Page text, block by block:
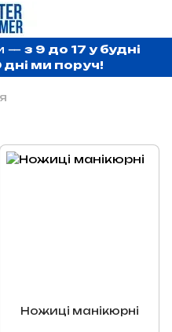
— з 9 до 17 у будні
дні ми поруч!
Ножиці манікюрні